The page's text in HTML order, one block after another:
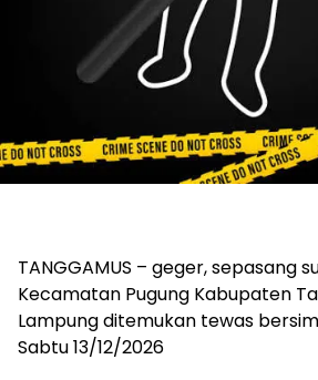
TANGGAMUS – geger, sepasang
Kecamatan Pugung Kabupaten
Lampung ditemukan tewas
Sabtu 13/12/2026